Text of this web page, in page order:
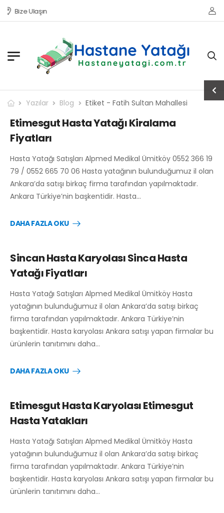
Bize Ulaşın
Yazılar Blog Etiket - Fatih Sultan Mahallesi
Etimesgut Hasta Yatağı Kiralama
Fiyatları
Hasta Yatağı Satışları Alpmed Medikal Ümitköy 0552 366 19
79 / 0552 665 70 06 Hasta yatağının bulunduğumuz il olan
Ankara’da satışı birkaç firma tarafından yapılmaktadır.
Ankara Türkiye’nin başkentidir. Hasta…
DAHA FAZLA OKU
Sincan Hasta Karyolası Sinca Hasta
Yatağı Fiyatları
Hasta Yatağı Satışları Alpmed Medikal Ümitköy Hasta
yatağının bulunduğumuz il olan Ankara’da satışı birkaç
firma tarafından yapılmaktadır. Ankara Türkiye’nin
başkentidir. Hasta karyolası Ankara satışı yapan firmalar bu
ürünlerin tanıtımını daha…
DAHA FAZLA OKU
Etimesgut Hasta Karyolası Etimesgut
Hasta Yatakları
Hasta Yatağı Satışları Alpmed Medikal Ümitköy Hasta
yatağının bulunduğumuz il olan Ankara’da satışı birkaç
firma tarafından yapılmaktadır. Ankara Türkiye’nin
başkentidir. Hasta karyolası Ankara satışı yapan firmalar bu
ürünlerin tanıtımını daha…